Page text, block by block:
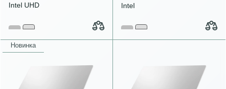
Intel UHD
Intel
Новинка